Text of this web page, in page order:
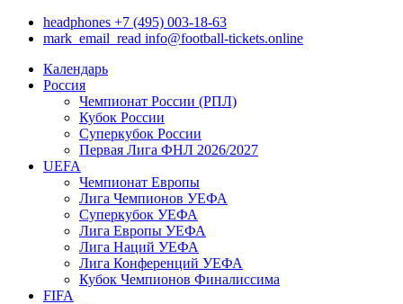
headphones +7 (495) 003-18-63
mark_email_read info@football-tickets.online
Календарь
Россия
Чемпионат России (РПЛ)
Кубок России
Суперкубок России
Первая Лига ФНЛ 2026/2027
UEFA
Чемпионат Европы
Лига Чемпионов УЕФА
Суперкубок УЕФА
Лига Европы УЕФА
Лига Наций УЕФА
Лига Конференций УЕФА
Кубок Чемпионов Финалиссима
FIFA